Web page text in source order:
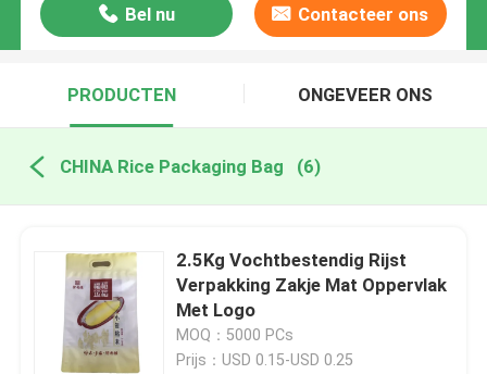
Bel nu Contacteer ons
PRODUCTEN ONGEVEER ONS
CHINA Rice Packaging Bag (6)
2.5Kg Vochtbestendig Rijst
Verpakking Zakje Mat Oppervlak
Met Logo
MOQ：5000 PCs
Prijs：USD 0.15-USD 0.25